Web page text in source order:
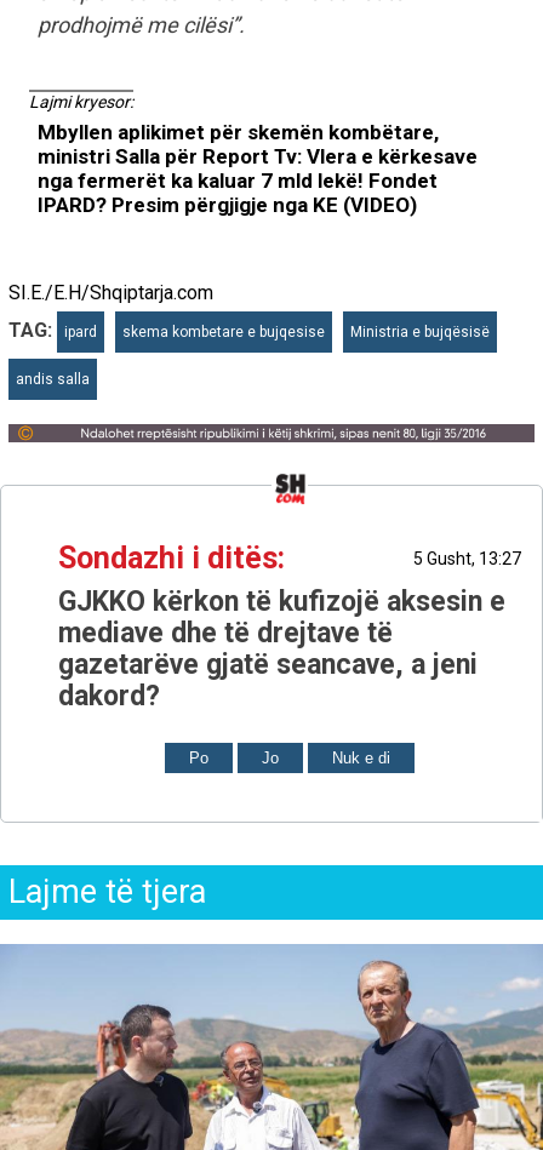
prodhojmë me cilësi”.
Lajmi kryesor:
Mbyllen aplikimet për skemën kombëtare,
ministri Salla për Report Tv: Vlera e kërkesave
nga fermerët ka kaluar 7 mld lekë! Fondet
IPARD? Presim përgjigje nga KE (VIDEO)
SI.E./E.H/Shqiptarja.com
TAG:
ipard skema kombetare e bujqesise Ministria e bujqësisë
andis salla
Sondazhi i ditës: 5 Gusht, 13:27
GJKKO kërkon të kufizojë aksesin e
mediave dhe të drejtave të
gazetarëve gjatë seancave, a jeni
dakord?
Po Jo Nuk e di
Lajme të tjera